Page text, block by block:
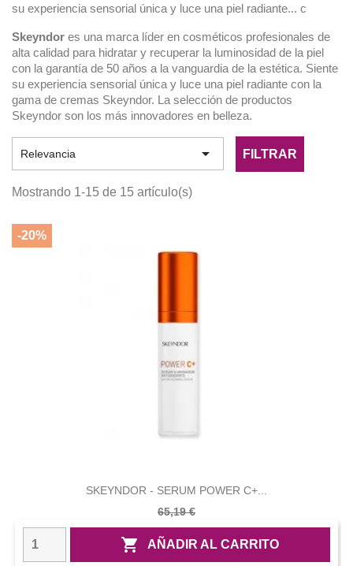
su experiencia sensorial única y luce una piel radiante... c
Skeyndor es una marca líder en cosméticos profesionales de
alta calidad para hidratar y recuperar la luminosidad de la piel
con la garantía de 50 años a la vanguardia de la estética. Siente
su experiencia sensorial única y luce una piel radiante con la
gama de cremas Skeyndor. La selección de productos
Skeyndor son los más innovadores en belleza.
Relevancia  FILTRAR
Mostrando 1-15 de 15 artículo(s)
SKEYNDOR - SERUM POWER C+...
65,19 €
 AÑADIR AL CARRITO
-20%